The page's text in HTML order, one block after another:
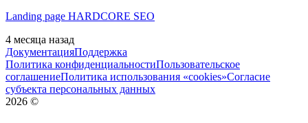
Landing page HARDCORE SEO
4 месяца назад
ДокументацияПоддержка
Политика конфиденциальностиПользовательское
соглашениеПолитика использования «cookies»Согласие
субъекта персональных данных
2026 ©